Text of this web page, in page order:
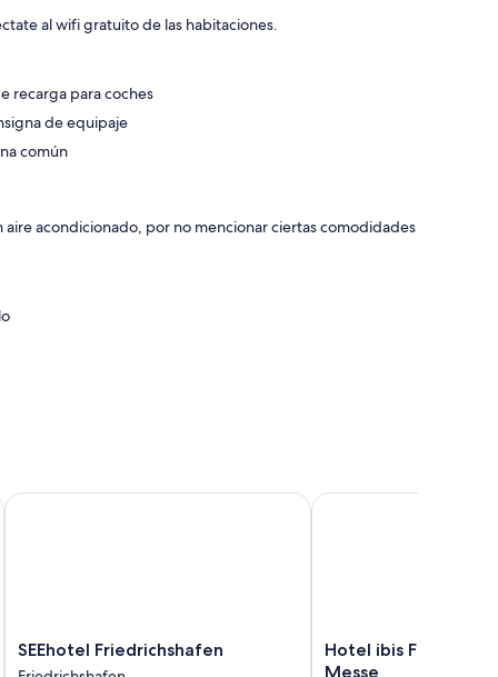
al wifi gratuito de las habitaciones.
recarga para coches
de equipaje
común
aire acondicionado, por no mencionar ciertas comodidades
SEEhotel
Friedrichshafen
SEEhotel Friedrichshafen
SEEhotel Friedrichshafen
Hotel
ibis
Hotel ibis
Messe
Hotel ibis